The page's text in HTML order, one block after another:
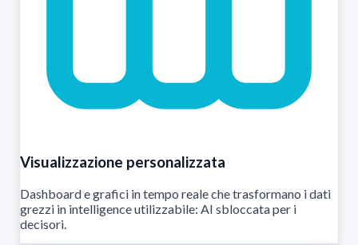
Visualizzazione personalizzata
Dashboard e grafici in tempo reale che trasformano i dati
grezzi in intelligence utilizzabile: AI sbloccata per i
decisori.